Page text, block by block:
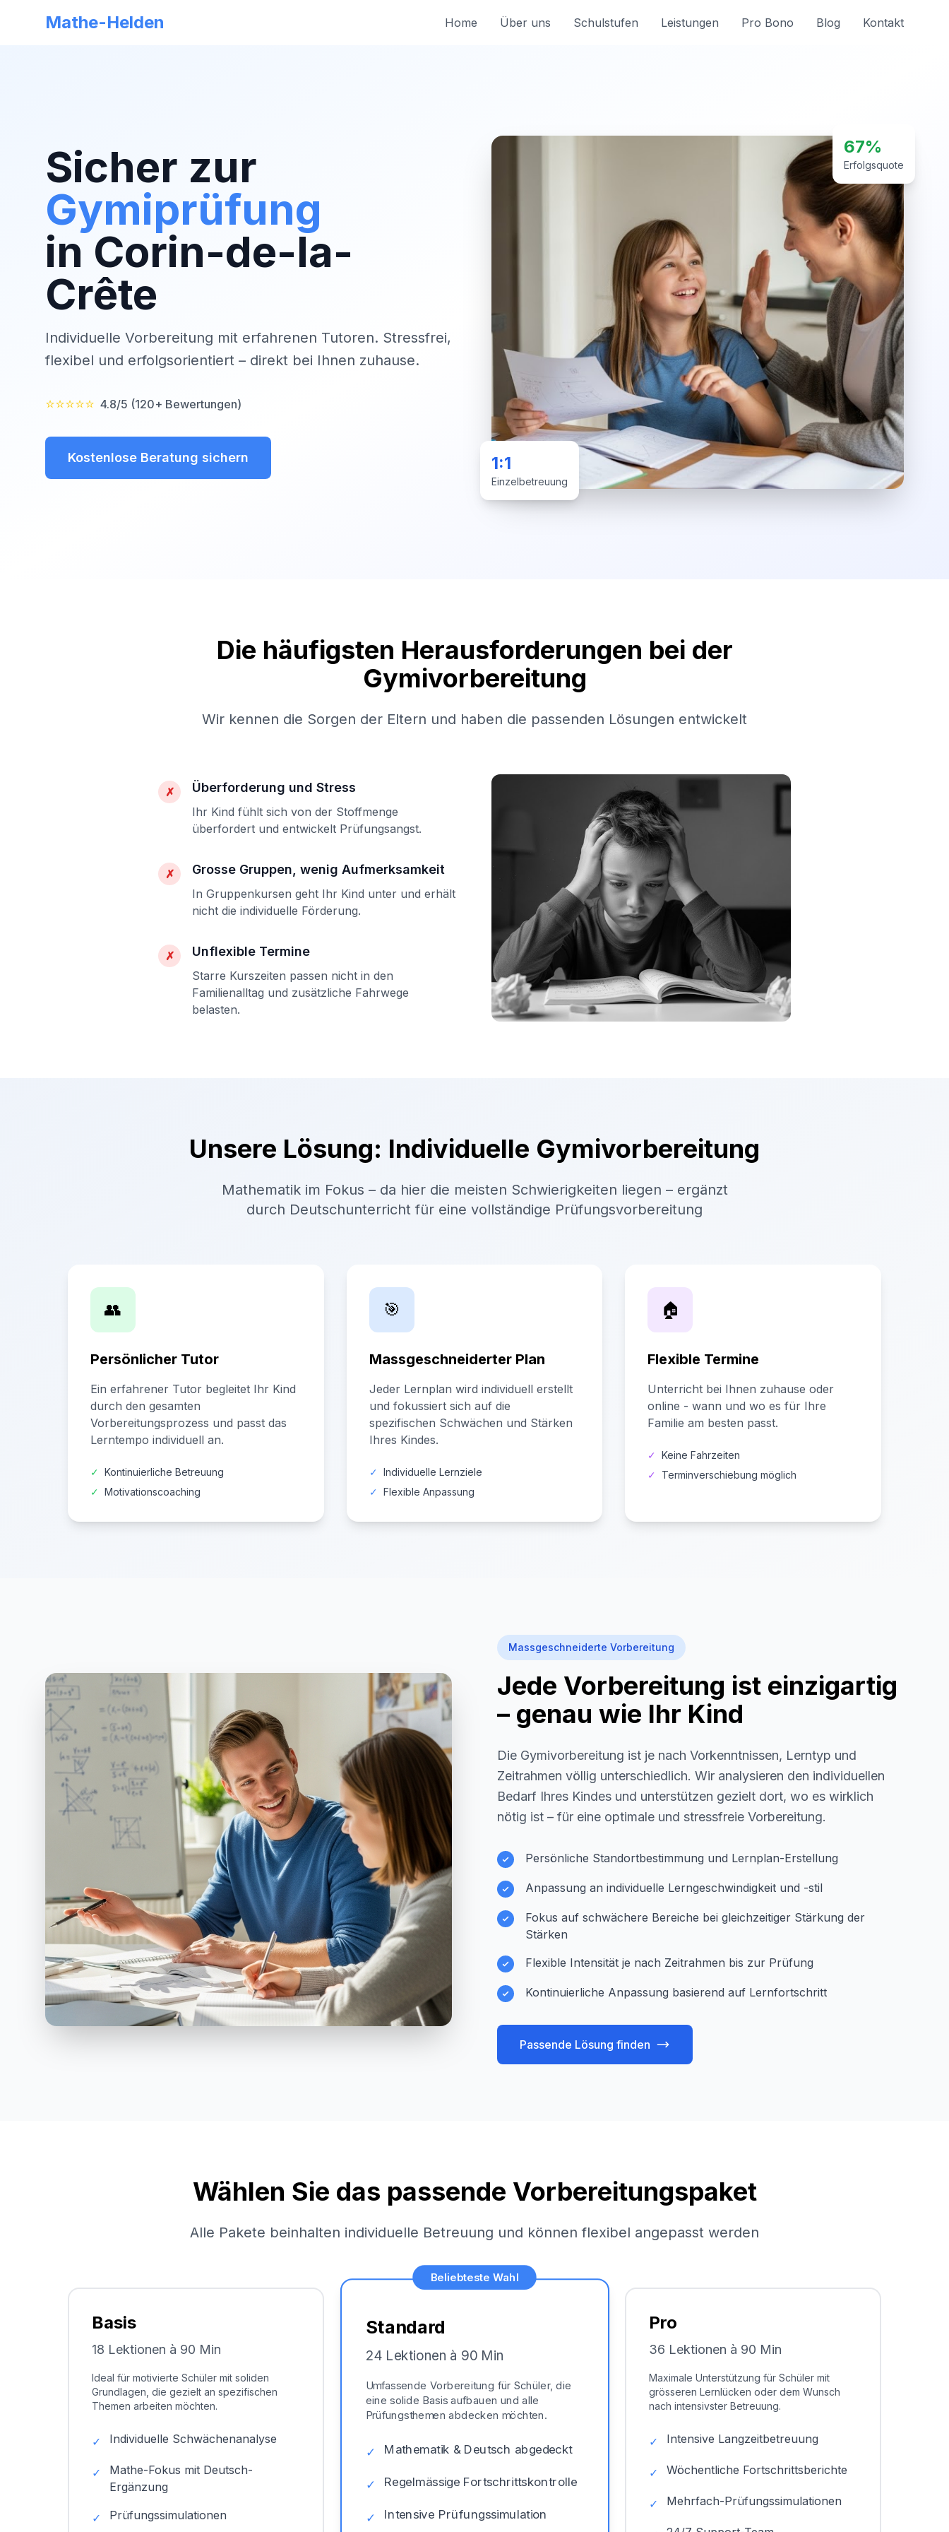
Mathe-Helden Home Über uns Schulstufen Leistungen Pro Bono Blog Kontakt
Sicher zur
Gymiprüfung
in Corin-de-la-
Crête
Individuelle Vorbereitung mit erfahrenen Tutoren. Stressfrei,
flexibel und erfolgsorientiert – direkt bei Ihnen zuhause.
⭐⭐⭐⭐⭐ 4.8/5 (120+ Bewertungen)
Kostenlose Beratung sichern
67%
Erfolgsquote
1:1
Einzelbetreuung
Die häufigsten Herausforderungen bei der
Gymivorbereitung
Wir kennen die Sorgen der Eltern und haben die passenden Lösungen entwickelt
✗ Überforderung und Stress
Ihr Kind fühlt sich von der Stoffmenge
überfordert und entwickelt Prüfungsangst.
✗ Grosse Gruppen, wenig Aufmerksamkeit
In Gruppenkursen geht Ihr Kind unter und erhält
nicht die individuelle Förderung.
✗ Unflexible Termine
Starre Kurszeiten passen nicht in den
Familienalltag und zusätzliche Fahrwege
belasten.
Unsere Lösung: Individuelle Gymivorbereitung
Mathematik im Fokus – da hier die meisten Schwierigkeiten liegen – ergänzt
durch Deutschunterricht für eine vollständige Prüfungsvorbereitung
👥
Persönlicher Tutor
Ein erfahrener Tutor begleitet Ihr Kind
durch den gesamten
Vorbereitungsprozess und passt das
Lerntempo individuell an.
✓ Kontinuierliche Betreuung
✓ Motivationscoaching
🎯
Massgeschneiderter Plan
Jeder Lernplan wird individuell erstellt
und fokussiert sich auf die
spezifischen Schwächen und Stärken
Ihres Kindes.
✓ Individuelle Lernziele
✓ Flexible Anpassung
🏠
Flexible Termine
Unterricht bei Ihnen zuhause oder
online - wann und wo es für Ihre
Familie am besten passt.
✓
Keine Fahrzeiten
✓
Terminverschiebung möglich
Massgeschneiderte Vorbereitung
Jede Vorbereitung ist einzigartig
– genau wie Ihr Kind
Die Gymivorbereitung ist je nach Vorkenntnissen, Lerntyp und
Zeitrahmen völlig unterschiedlich. Wir analysieren den individuellen
Bedarf Ihres Kindes und unterstützen gezielt dort, wo es wirklich
nötig ist – für eine optimale und stressfreie Vorbereitung.
Persönliche Standortbestimmung und Lernplan-Erstellung
Anpassung an individuelle Lerngeschwindigkeit und -stil
Fokus auf schwächere Bereiche bei gleichzeitiger Stärkung der
Stärken
Flexible Intensität je nach Zeitrahmen bis zur Prüfung
Kontinuierliche Anpassung basierend auf Lernfortschritt
Passende Lösung finden
Wählen Sie das passende Vorbereitungspaket
Alle Pakete beinhalten individuelle Betreuung und können flexibel angepasst werden
Basis
18 Lektionen à 90 Min
Ideal für motivierte Schüler mit soliden
Grundlagen, die gezielt an spezifischen
Themen arbeiten möchten.
✓ Individuelle Schwächenanalyse
✓
Mathe-Fokus mit Deutsch-
Ergänzung
✓ Prüfungssimulationen
Beliebteste Wahl
Standard
24 Lektionen à 90 Min
Umfassende Vorbereitung für Schüler, die
eine solide Basis aufbauen und alle
Prüfungsthemen abdecken möchten.
✓ Mathematik & Deutsch abgedeckt
✓ Regelmässige Fortschrittskontrolle
✓ Intensive Prüfungssimulation
Pro
36 Lektionen à 90 Min
Maximale Unterstützung für Schüler mit
grösseren Lernlücken oder dem Wunsch
nach intensivster Betreuung.
✓ Intensive Langzeitbetreuung
✓ Wöchentliche Fortschrittsberichte
✓ Mehrfach-Prüfungssimulationen